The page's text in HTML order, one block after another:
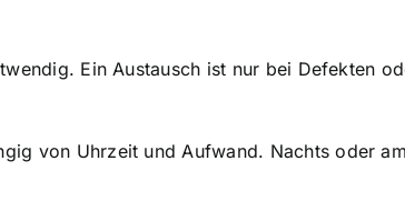
Ein Austausch ist nur bei Defekten
von Uhrzeit und Aufwand. Nachts oder